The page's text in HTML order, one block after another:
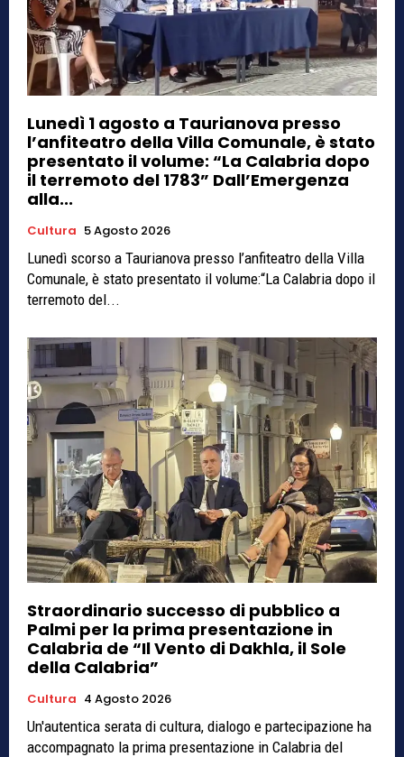
Lunedì 1 agosto a Taurianova presso
l’anfiteatro della Villa Comunale, è stato
presentato il volume: “La Calabria dopo
il terremoto del 1783” Dall’Emergenza
alla...
Cultura 5 Agosto 2026
Lunedì scorso a Taurianova presso l’anfiteatro della Villa
Comunale, è stato presentato il volume:“La Calabria dopo il
terremoto del...
Straordinario successo di pubblico a
Palmi per la prima presentazione in
Calabria de “Il Vento di Dakhla, il Sole
della Calabria”
Cultura 4 Agosto 2026
Un'autentica serata di cultura, dialogo e partecipazione ha
accompagnato la prima presentazione in Calabria del